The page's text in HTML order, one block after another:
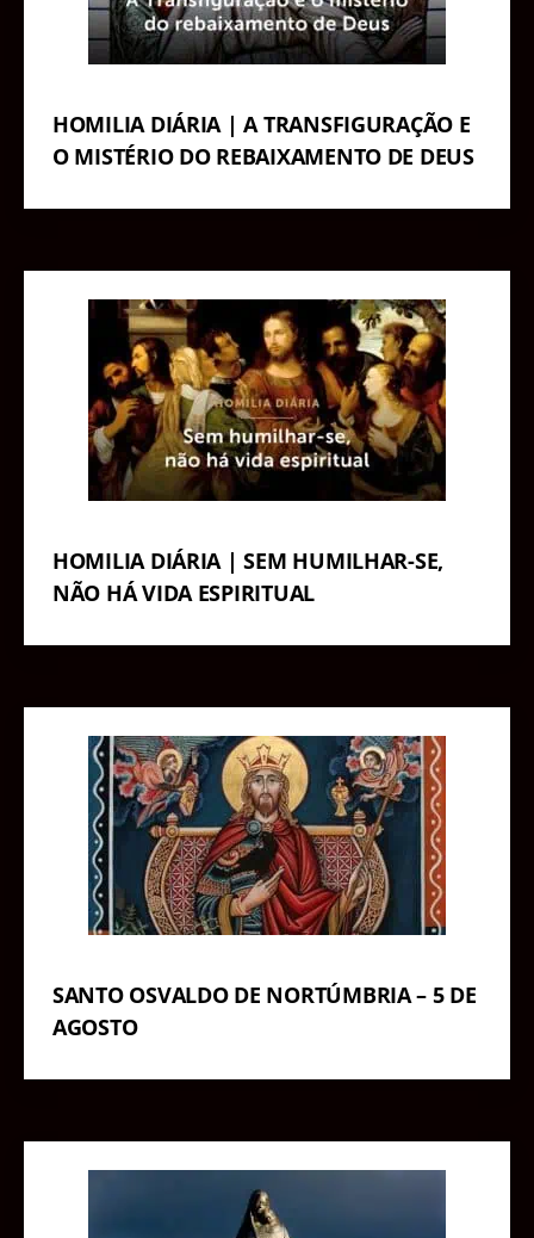
HOMILIA DIÁRIA | A TRANSFIGURAÇÃO E
O MISTÉRIO DO REBAIXAMENTO DE DEUS
HOMILIA DIÁRIA | SEM HUMILHAR-SE,
NÃO HÁ VIDA ESPIRITUAL
SANTO OSVALDO DE NORTÚMBRIA – 5 DE
AGOSTO